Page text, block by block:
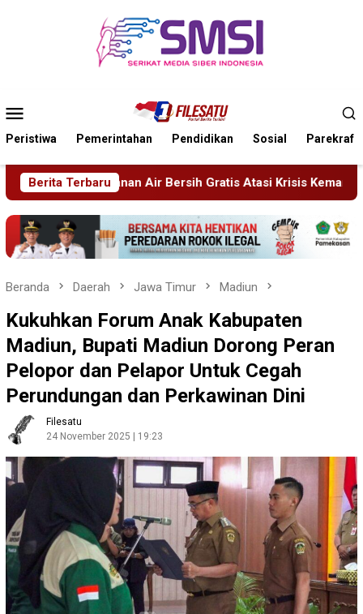
Mobile
Peristiwa Pemerintahan Pendidikan Sosial Parekraf
Berita Terbaru
Atasi Krisis Kemarau Sidang Tipiring, Penjual
Beranda Daerah Jawa Timur Madiun
Kukuhkan Forum Anak Kabupaten
Madiun, Bupati Madiun Dorong Peran
Pelopor dan Pelapor Untuk Cegah
Perundungan dan Perkawinan Dini
Filesatu
24 November 2025 | 19:23